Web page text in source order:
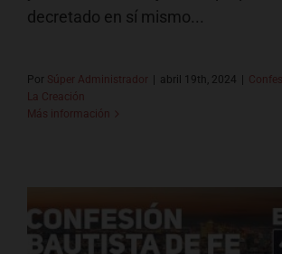
decretado en sí mismo...
Por Súper Administrador abril 19th, 2024
La Creación
Más información